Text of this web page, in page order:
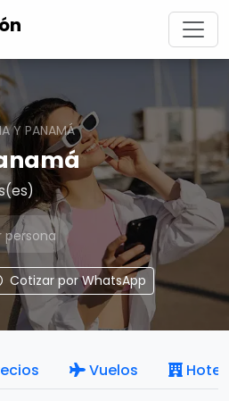
Y PANAMÁ
persona
Cotizar por WhatsApp
Vuelos